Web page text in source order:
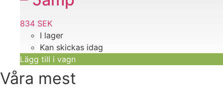
834 SEK
I lager
Kan skickas idag
Lägg till i vagn
Våra mest